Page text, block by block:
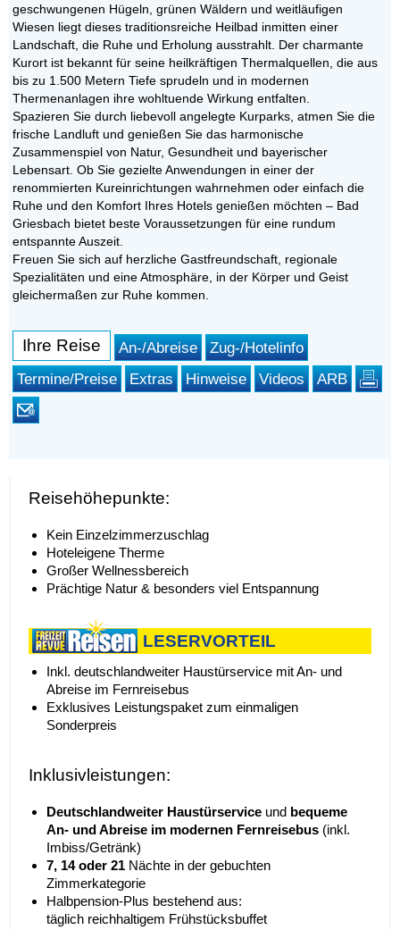
geschwungenen Hügeln, grünen Wäldern und weitläufigen
Wiesen liegt dieses traditionsreiche Heilbad inmitten einer
Landschaft, die Ruhe und Erholung ausstrahlt. Der charmante
Kurort ist bekannt für seine heilkräftigen Thermalquellen, die aus
bis zu 1.500 Metern Tiefe sprudeln und in modernen
Thermenanlagen ihre wohltuende Wirkung entfalten.
Spazieren Sie durch liebevoll angelegte Kurparks, atmen Sie die
frische Landluft und genießen Sie das harmonische
Zusammenspiel von Natur, Gesundheit und bayerischer
Lebensart. Ob Sie gezielte Anwendungen in einer der
renommierten Kureinrichtungen wahrnehmen oder einfach die
Ruhe und den Komfort Ihres Hotels genießen möchten – Bad
Griesbach bietet beste Voraussetzungen für eine rundum
entspannte Auszeit.
Freuen Sie sich auf herzliche Gastfreundschaft, regionale
Spezialitäten und eine Atmosphäre, in der Körper und Geist
gleichermaßen zur Ruhe kommen.
Ihre Reise An-/Abreise
Zug-/Hotelinfo
Termine/Preise
Extras Hinweise Videos ARB
Reisehöhepunkte:
Kein Einzelzimmerzuschlag
Hoteleigene Therme
Großer Wellnessbereich
Prächtige Natur & besonders viel Entspannung
LESERVORTEIL
Inkl. deutschlandweiter Haustürservice mit An- und
Abreise im Fernreisebus
Exklusives Leistungspaket zum einmaligen
Sonderpreis
Inklusivleistungen:
Deutschlandweiter Haustürservice und bequeme
An- und Abreise im modernen Fernreisebus (inkl.
Imbiss/Getränk)
7, 14 oder 21 Nächte in der gebuchten
Zimmerkategorie
Halbpension-Plus bestehend aus:
täglich reichhaltigem Frühstücksbuffet